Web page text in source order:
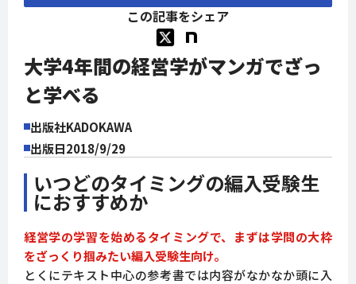
この記事をシェア
大学4年間の経営学がマンガでざっ
と学べる
出版社KADOKAWA
出版日2018/9/29
いつどのタイミングの編入受験生
におすすめか
経営学の学習を始めるタイミングで、まずは学問の大枠
をざっくり掴みたい編入受験生向け。
とくにテキスト中心の参考書では内容がなかなか頭に入